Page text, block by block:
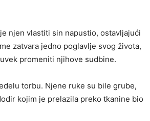
njen vlastiti sin napustio, ostavljajući
zatvara jedno poglavlje svog života,
promeniti njihove sudbine.
torbu. Njene ruke su bile grube,
kojim je prelazila preko tkanine bio